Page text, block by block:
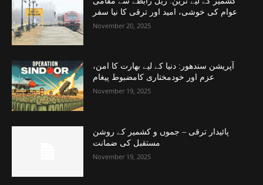
عوام کی خوشی، امید اور ترقی کا نیا سفر
November 20, 2025
آپریشن سندھور: دنیا کے لیے بھارت کا امن،
عزم اور خودمختاری کامضبوط پیغام
November 19, 2025
پائیدار ترقی – جموں و کشمیر کے روشن
مستقبل کی ضمانت
November 19, 2025